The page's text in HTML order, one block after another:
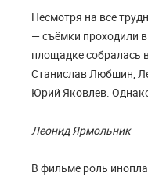
Несмотря на все
— съёмки проходили
площадке собралась
Станислав Любшин,
Юрий Яковлев.
Леонид Ярмольник
В фильме роль